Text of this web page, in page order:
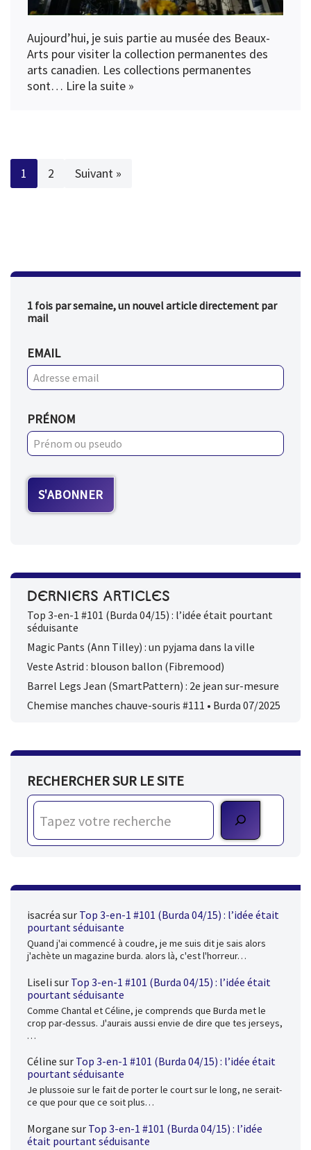
Aujourd’hui, je suis partie au musée des Beaux-
Arts pour visiter la collection permanentes des
arts canadien. Les collections permanentes
sont… Lire la suite »
1 2 Suivant »
1 fois par semaine, un nouvel article directement par
mail
EMAIL
PRÉNOM
DERNIERS ARTICLES
Top 3-en-1 #101 (Burda 04/15) : l’idée était pourtant
séduisante
Magic Pants (Ann Tilley) : un pyjama dans la ville
Veste Astrid : blouson ballon (Fibremood)
Barrel Legs Jean (SmartPattern) : 2e jean sur-mesure
Chemise manches chauve-souris #111 • Burda 07/2025
RECHERCHER SUR LE SITE
isacréa sur Top 3-en-1 #101 (Burda 04/15) : l’idée était
pourtant séduisante
Quand j'ai commencé à coudre, je me suis dit je sais alors
j'achète un magazine burda. alors là, c'est l'horreur…
Liseli sur Top 3-en-1 #101 (Burda 04/15) : l’idée était
pourtant séduisante
Comme Chantal et Céline, je comprends que Burda met le
crop par-dessus. J'aurais aussi envie de dire que tes jerseys,
…
Céline sur Top 3-en-1 #101 (Burda 04/15) : l’idée était
pourtant séduisante
Je plussoie sur le fait de porter le court sur le long, ne serait-
ce que pour que ce soit plus…
Morgane sur Top 3-en-1 #101 (Burda 04/15) : l’idée
était pourtant séduisante